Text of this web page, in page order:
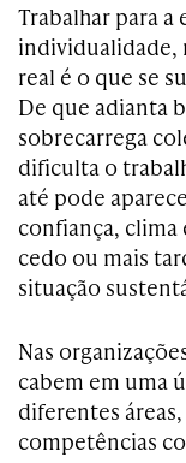
Trabalhar para a
individualidade,
real é o que se
De que adianta
sobrecarrega
dificulta o
até pode
confiança, clima
cedo ou mais
situação
Nas
cabem em uma
diferentes
competências